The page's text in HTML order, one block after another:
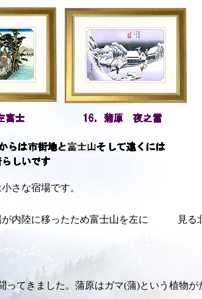
さな宿場です。
内陸に移ったため富士山を左に 見る北
てきました。蒲原はガマ(蒲)という植物